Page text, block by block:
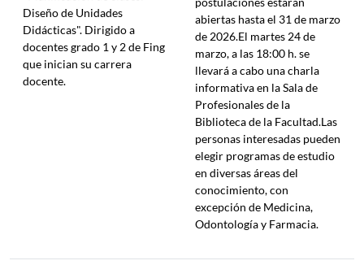
Diseño de Unidades
Didácticas". Dirigido a
docentes grado 1 y 2 de Fing
que inician su carrera
docente.
abiertas hasta el 31 de marzo
de 2026.El martes 24 de
marzo, a las 18:00 h. se
llevará a cabo una charla
informativa en la Sala de
Profesionales de la
Biblioteca de la Facultad.Las
personas interesadas pueden
elegir programas de estudio
en diversas áreas del
conocimiento, con
excepción de Medicina,
Odontología y Farmacia.